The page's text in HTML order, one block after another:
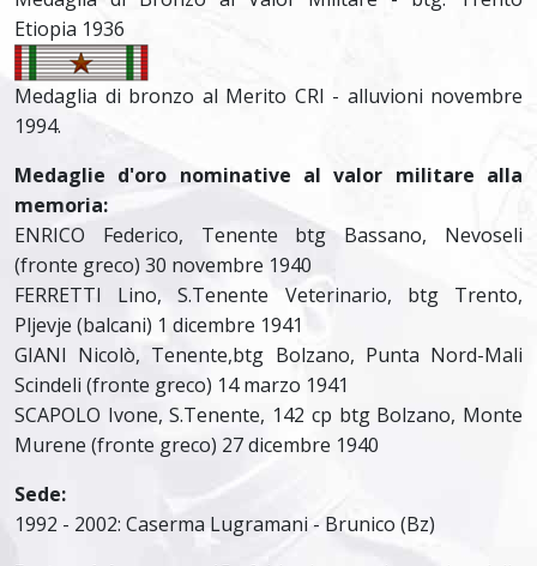
Etiopia 1936
Medaglia di bronzo al Merito CRI - alluvioni novembre
1994.
Medaglie d'oro nominative al valor militare alla
memoria:
ENRICO Federico, Tenente btg Bassano, Nevoseli
(fronte greco) 30 novembre 1940
FERRETTI Lino, S.Tenente Veterinario, btg Trento,
Pljevje (balcani) 1 dicembre 1941
GIANI Nicolò, Tenente,btg Bolzano, Punta Nord-Mali
Scindeli (fronte greco) 14 marzo 1941
SCAPOLO Ivone, S.Tenente, 142 cp btg Bolzano, Monte
Murene (fronte greco) 27 dicembre 1940
Sede:
1992 - 2002: Caserma Lugramani - Brunico (Bz)